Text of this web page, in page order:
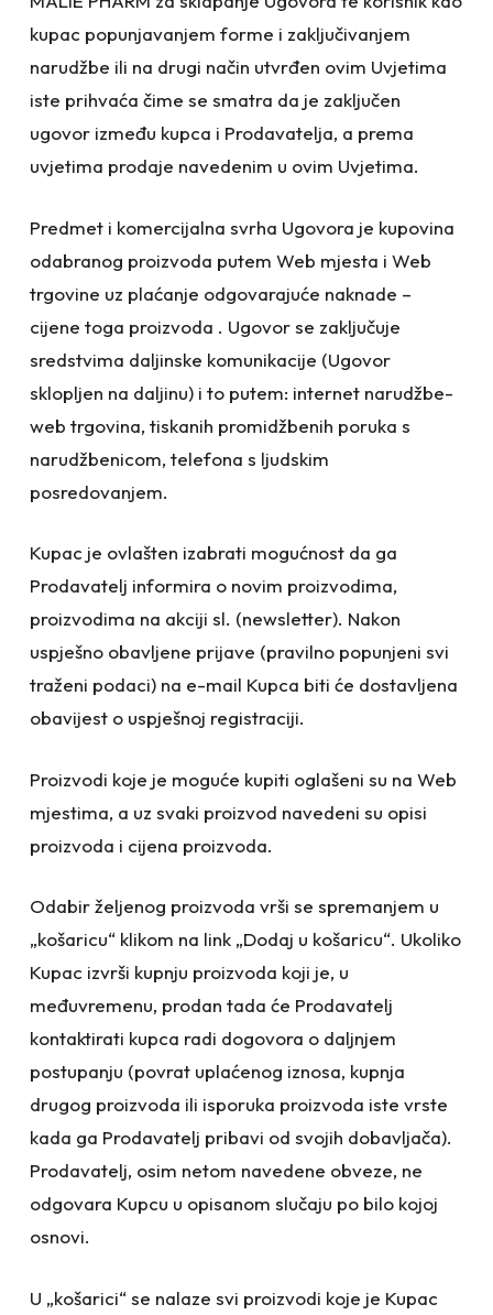
kupac popunjavanjem forme i zaključivanjem
narudžbe ili na drugi način utvrđen ovim Uvjetima
iste prihvaća čime se smatra da je zaključen
ugovor između kupca i Prodavatelja, a prema
uvjetima prodaje navedenim u ovim Uvjetima.
Predmet i komercijalna svrha Ugovora je kupovina
odabranog proizvoda putem Web mjesta i Web
trgovine uz plaćanje odgovarajuće naknade –
cijene toga proizvoda . Ugovor se zaključuje
sredstvima daljinske komunikacije (Ugovor
sklopljen na daljinu) i to putem: internet narudžbe-
web trgovina, tiskanih promidžbenih poruka s
narudžbenicom, telefona s ljudskim
posredovanjem.
Kupac je ovlašten izabrati mogućnost da ga
Prodavatelj informira o novim proizvodima,
proizvodima na akciji sl. (newsletter). Nakon
uspješno obavljene prijave (pravilno popunjeni svi
traženi podaci) na e-mail Kupca biti će dostavljena
obavijest o uspješnoj registraciji.
Proizvodi koje je moguće kupiti oglašeni su na Web
mjestima, a uz svaki proizvod navedeni su opisi
proizvoda i cijena proizvoda.
Odabir željenog proizvoda vrši se spremanjem u
„košaricu“ klikom na link „Dodaj u košaricu“. Ukoliko
Kupac izvrši kupnju proizvoda koji je, u
međuvremenu, prodan tada će Prodavatelj
kontaktirati kupca radi dogovora o daljnjem
postupanju (povrat uplaćenog iznosa, kupnja
drugog proizvoda ili isporuka proizvoda iste vrste
kada ga Prodavatelj pribavi od svojih dobavljača).
Prodavatelj, osim netom navedene obveze, ne
odgovara Kupcu u opisanom slučaju po bilo kojoj
osnovi.
U „košarici“ se nalaze svi proizvodi koje je Kupac